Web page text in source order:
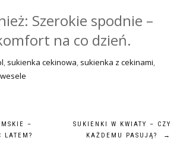
Szerokie spodnie –
na co dzień.
, sukienka cekinowa, sukienka z cekinami,
–
LATEM?
SUKIENKI W KWIATY – CZY
KAŻDEMU PASUJĄ?
→